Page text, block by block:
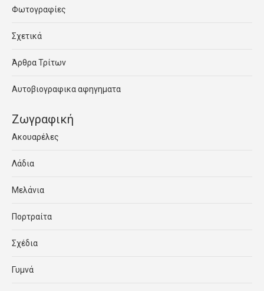
Φωτογραφίες
Σχετικά
Άρθρα Τρίτων
Αυτοβιογραφικα αφηγηματα
Ζωγραφική
Ακουαρέλες
Λάδια
Μελάνια
Πορτραίτα
Σχέδια
Γυμνά